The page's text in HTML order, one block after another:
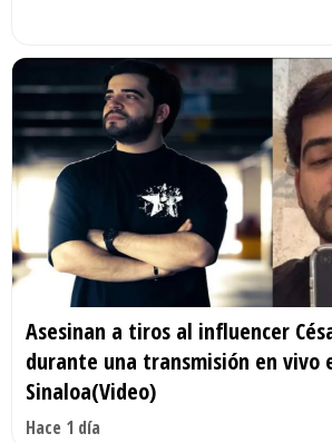
Asesinan a tiros al influencer
durante una transmisión en vivo
Sinaloa(Video)
Hace 1 día